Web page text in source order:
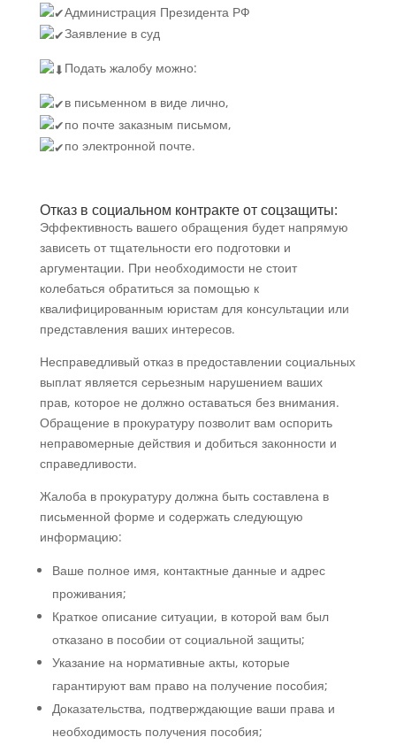
Администрация Президента РФ
Заявление в суд
Подать жалобу можно:
в письменном в виде лично,
по почте заказным письмом,
по электронной почте.
Отказ в социальном контракте от соцзащиты:
Эффективность вашего обращения будет напрямую
зависеть от тщательности его подготовки и
аргументации. При необходимости не стоит
колебаться обратиться за помощью к
квалифицированным юристам для консультации или
представления ваших интересов.
Несправедливый отказ в предоставлении социальных
выплат является серьезным нарушением ваших
прав, которое не должно оставаться без внимания.
Обращение в прокуратуру позволит вам оспорить
неправомерные действия и добиться законности и
справедливости.
Жалоба в прокуратуру должна быть составлена в
письменной форме и содержать следующую
информацию:
Ваше полное имя, контактные данные и адрес
проживания;
Краткое описание ситуации, в которой вам был
отказано в пособии от социальной защиты;
Указание на нормативные акты, которые
гарантируют вам право на получение пособия;
Доказательства, подтверждающие ваши права и
необходимость получения пособия;